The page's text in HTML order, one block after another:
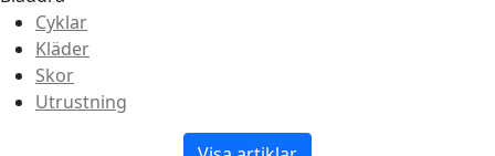
Cyklar
Kläder
Skor
Utrustning